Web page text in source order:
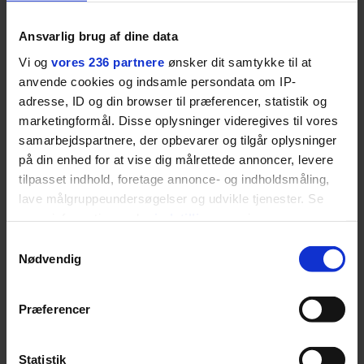
Ansvarlig brug af dine data
Vi og vores 236 partnere ønsker dit samtykke til at
anvende cookies og indsamle persondata om IP-
adresse, ID og din browser til præferencer, statistik og
marketingformål. Disse oplysninger videregives til vores
samarbejdspartnere, der opbevarer og tilgår oplysninger
på din enhed for at vise dig målrettede annoncer, levere
tilpasset indhold, foretage annonce- og indholdsmåling,
lave målgruppeundersøgelser og udvikle tjenester. Se
tilbage eller ændre indstillinger fra vores
"Cookiedeklaration", eller ved at trykke på "Privacy
Nødvendig
Præferencer
Statistik
rosenrøde forelskelse trådt i
baggrunden; den naive dreng er
blevet voksen. Her indtager
Danmarks største popstjerne selv
fortællerens plads i et portræt om
arv, angst, familieliv, frygten for
at miste stemmen og den
livsglæde, han nægter at give slip
på.
BOSS’ nye tennis-kollektion er relevant langt ud over
Fra BOSS OPEN i Stuttgart til det kommende partnerskab
krydsfeltet mellem tennis, performance og moderne